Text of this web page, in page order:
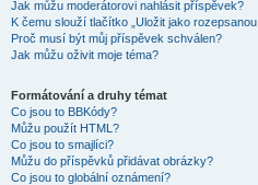
Jak můžu moderátorovi nahlásit příspěvek?
K čemu slouží tlačítko „Uložit jako
Proč musí být můj příspěvek schválen?
Jak můžu oživit moje téma?
Formátování a druhy témat
Co jsou to BBKódy?
Můžu použít HTML?
Co jsou to smajlíci?
Můžu do příspěvků přidávat obrázky?
Co jsou to globální oznámení?